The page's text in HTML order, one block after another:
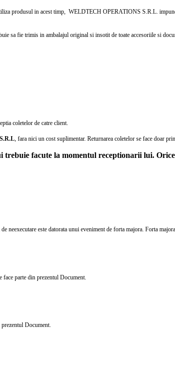
produsul in acest timp, WELDTECH OPERATIONS S.R.L.
fie trimis in ambalajul original si insotit de toate accesoriile si
coletelor de catre client.
, fara nici un cost suplimentar. Returnarea coletelor se face doar
facute la momentul receptionarii lui.
neexecutare este datorata unui eveniment de forta majora. Forta
face parte din prezentul Document.
Document.